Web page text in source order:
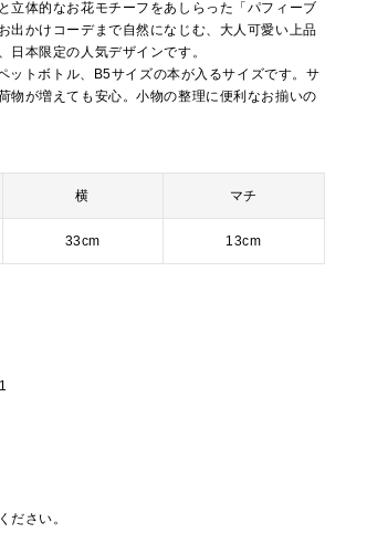
立体的なお花モチーフをあしらった「パフィーブ
出かけコーデまで自然になじむ、大人可愛い上品
日本限定の人気デザインです。
ットボトル、B5サイズの本が入るサイズです。サ
物が増えても安心。小物の整理に便利なお揃いの
横 マチ
33cm 13cm
ださい。